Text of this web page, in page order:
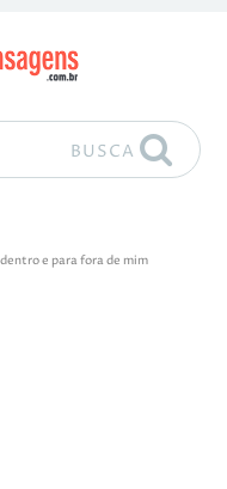
BUSCA
e para fora de mim